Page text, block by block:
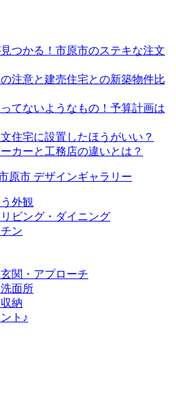
つかる！市原市のステキな注文
注意と建売住宅との新築物件比
てないようなもの！予算計画は
住宅に設置したほうがいい？
カーと工務店の違いとは？
外観
ビング・ダイニング
ン
関・アプローチ
面所
納
ト♪